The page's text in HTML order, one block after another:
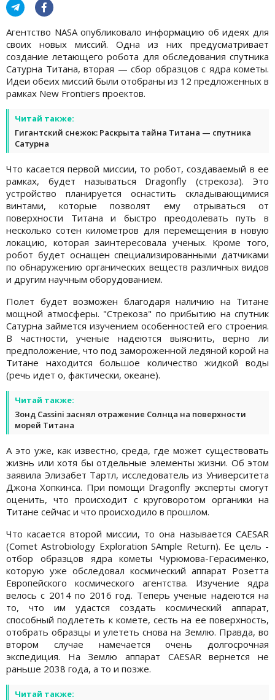
Агентство NASA опубликовало информацию об идеях для
своих новых миссий. Одна из них предусматривает
создание летающего робота для обследования спутника
Сатурна Титана, вторая — сбор образцов с ядра кометы.
Идеи обеих миссий были отобраны из 12 предложенных в
рамках New Frontiers проектов.
Читай также:
Гигантский снежок: Раскрыта тайна Титана — спутника
Сатурна
Что касается первой миссии, то робот, создаваемый в ее
рамках, будет называться Dragonfly (стрекоза). Это
устройство планируется оснастить складывающимися
винтами, которые позволят ему отрываться от
поверхности Титана и быстро преодолевать путь в
несколько сотен километров для перемещения в новую
локацию, которая заинтересовала ученых. Кроме того,
робот будет оснащен специализированными датчиками
по обнаружению органических веществ различных видов
и другим научным оборудованием.
Полет будет возможен благодаря наличию на Титане
мощной атмосферы. "Стрекоза" по прибытию на спутник
Сатурна займется изучением особенностей его строения.
В частности, ученые надеются выяснить, верно ли
предположение, что под замороженной ледяной корой на
Титане находится большое количество жидкой воды
(речь идет о, фактически, океане).
Читай также:
Зонд Cassini заснял отражение Солнца на поверхности
морей Титана
А это уже, как известно, среда, где может существовать
жизнь или хотя бы отдельные элементы жизни. Об этом
заявила Элизабет Тартл, исследователь из Университета
Джона Хопкинса. При помощи Dragonfly эксперты смогут
оценить, что происходит с круговоротом органики на
Титане сейчас и что происходило в прошлом.
Что касается второй миссии, то она называется CAESAR
(Comet Astrobiology Exploration SAmple Return). Ее цель -
отбор образцов ядра кометы Чурюмова-Герасименко,
которую уже обследовал космический аппарат Розетта
Европейского космического агентства. Изучение ядра
велось с 2014 по 2016 год. Теперь ученые надеются на
то, что им удастся создать космический аппарат,
способный подлететь к комете, сесть на ее поверхность,
отобрать образцы и улететь снова на Землю. Правда, во
втором случае намечается очень долгосрочная
экспедиция. На Землю аппарат CAESAR вернется не
раньше 2038 года, а то и позже.
Читай также: